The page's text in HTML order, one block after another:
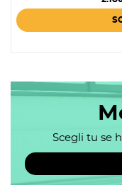
Scegli tu se